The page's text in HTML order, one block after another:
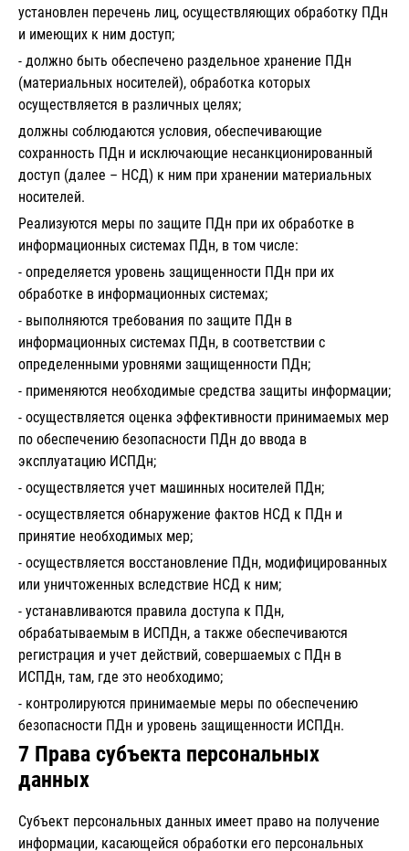
установлен перечень лиц, осуществляющих обработку ПДн
и имеющих к ним доступ;
- должно быть обеспечено раздельное хранение ПДн
(материальных носителей), обработка которых
осуществляется в различных целях;
должны соблюдаются условия, обеспечивающие
сохранность ПДн и исключающие несанкционированный
доступ (далее – НСД) к ним при хранении материальных
носителей.
Реализуются меры по защите ПДн при их обработке в
информационных системах ПДн, в том числе:
- определяется уровень защищенности ПДн при их
обработке в информационных системах;
- выполняются требования по защите ПДн в
информационных системах ПДн, в соответствии с
определенными уровнями защищенности ПДн;
- применяются необходимые средства защиты информации;
- осуществляется оценка эффективности принимаемых мер
по обеспечению безопасности ПДн до ввода в
эксплуатацию ИСПДн;
- осуществляется учет машинных носителей ПДн;
- осуществляется обнаружение фактов НСД к ПДн и
принятие необходимых мер;
- осуществляется восстановление ПДн, модифицированных
или уничтоженных вследствие НСД к ним;
- устанавливаются правила доступа к ПДн,
обрабатываемым в ИСПДн, а также обеспечиваются
регистрация и учет действий, совершаемых с ПДн в
ИСПДн, там, где это необходимо;
- контролируются принимаемые меры по обеспечению
безопасности ПДн и уровень защищенности ИСПДн.
7 Права субъекта персональных
данных
Субъект персональных данных имеет право на получение
информации, касающейся обработки его персональных